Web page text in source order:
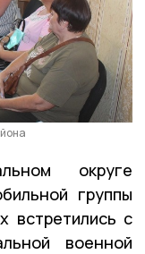
округе
группы
встретились с
военной